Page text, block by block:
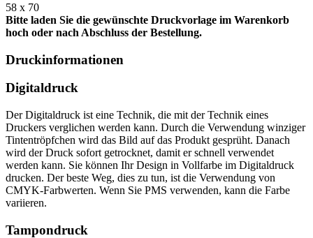
58 x 70
Bitte laden Sie die gewünschte Druckvorlage im Warenkorb
hoch oder nach Abschluss der Bestellung.
Druckinformationen
Digitaldruck
Der Digitaldruck ist eine Technik, die mit der Technik eines
Druckers verglichen werden kann. Durch die Verwendung winziger
Tintentröpfchen wird das Bild auf das Produkt gesprüht. Danach
wird der Druck sofort getrocknet, damit er schnell verwendet
werden kann. Sie können Ihr Design in Vollfarbe im Digitaldruck
drucken. Der beste Weg, dies zu tun, ist die Verwendung von
CMYK-Farbwerten. Wenn Sie PMS verwenden, kann die Farbe
variieren.
Tampondruck